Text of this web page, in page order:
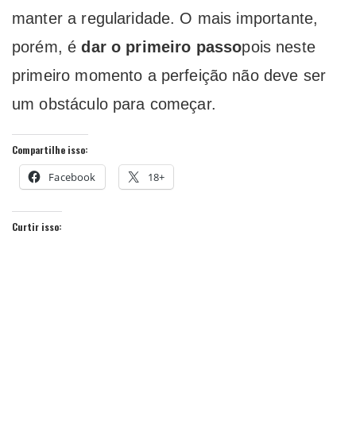
manter a regularidade. O mais importante,
porém, édar o primeiro passopois neste
primeiro momento a perfeição não deve ser
um obstáculo para começar.
Compartilhe isso:
Facebook 18+
Curtir isso: